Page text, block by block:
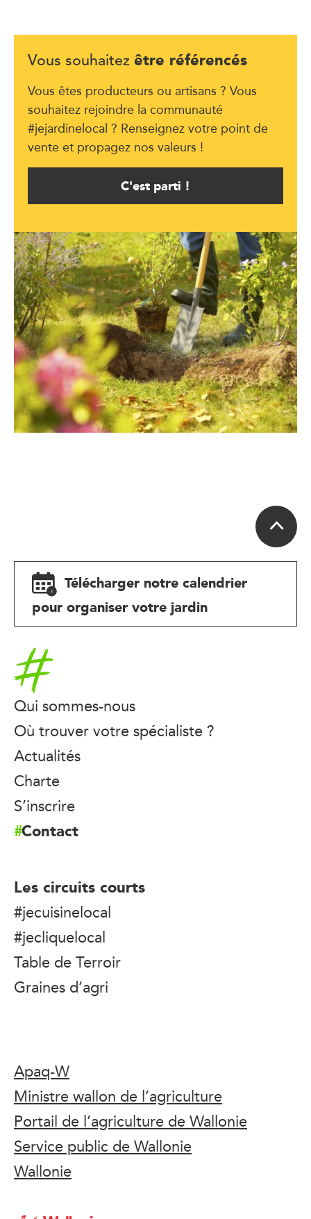
Vous souhaitez être référencés
Vous êtes producteurs ou artisans ? Vous
souhaitez rejoindre la communauté
#jejardinelocal ? Renseignez votre point de
vente et propagez nos valeurs !
C'est parti !
Télécharger notre calendrier
pour organiser votre jardin
Accueil
Qui sommes-nous
Où trouver votre spécialiste ?
Actualités
Charte
S’inscrire
Contact
Les circuits courts
#jecuisinelocal
#jecliquelocal
Table de Terroir
Graines d’agri
Apaq-W
Ministre wallon de l’agriculture
Portail de l’agriculture de Wallonie
Service public de Wallonie
Wallonie